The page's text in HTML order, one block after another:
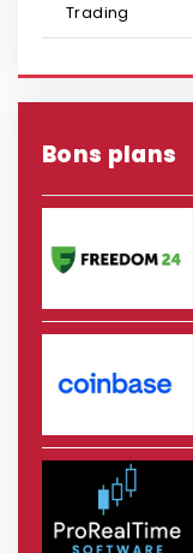
Trading
Bons plans